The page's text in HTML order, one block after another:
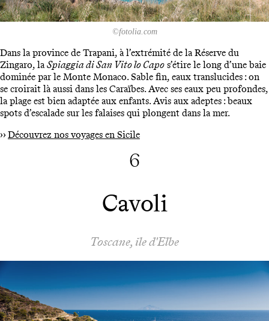
©fotolia.com
Dans la province de Trapani, à l’extrémité de la Réserve du
Zingaro, laSpiaggia di San Vito lo Capo s’étire le long d’une baie
dominée par le Monte Monaco. Sable fin, eaux translucides : on
se croirait là aussi dans les Caraïbes. Avec ses eaux peu profondes,
la plage est bien adaptée aux enfants. Avis aux adeptes : beaux
spots d’escalade sur les falaises qui plongent dans la mer.
››Découvrez nos voyages en Sicile
6
Cavoli
Toscane, ile d'Elbe